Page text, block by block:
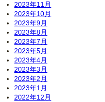
2023年11月
2023年10月
2023年9月
2023年8月
2023年7月
2023年5月
2023年4月
2023年3月
2023年2月
2023年1月
2022年12月